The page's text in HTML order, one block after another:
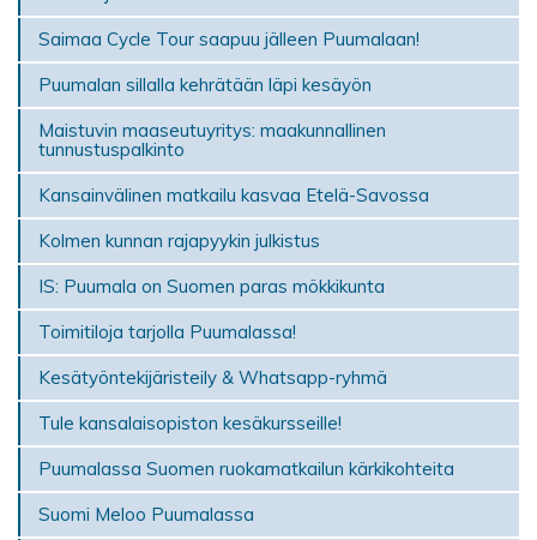
Saimaa Cycle Tour saapuu jälleen Puumalaan!
Puumalan sillalla kehrätään läpi kesäyön
Maistuvin maaseutuyritys: maakunnallinen
tunnustuspalkinto
Kansainvälinen matkailu kasvaa Etelä-Savossa
Kolmen kunnan rajapyykin julkistus
IS: Puumala on Suomen paras mökki­kunta
Toimitiloja tarjolla Puumalassa!
Kesätyöntekijäristeily & Whatsapp-ryhmä
Tule kansalaisopiston kesäkursseille!
Puumalassa Suomen ruokamatkailun kärkikohteita
Suomi Meloo Puumalassa